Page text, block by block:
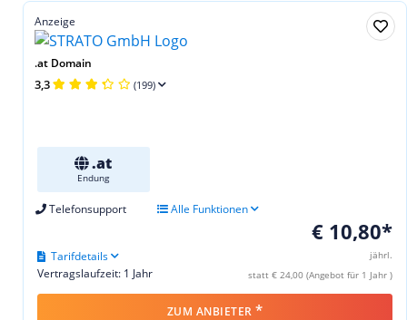
Anzeige
.at Domain
3,3 (199)
.at
Endung
Telefonsupport Alle Funktionen
€ 10,80*
jährl.
statt € 24,00 (Angebot für 1 Jahr )
Vertragslaufzeit: 1 Jahr
Tarifdetails
ZUM ANBIETER *